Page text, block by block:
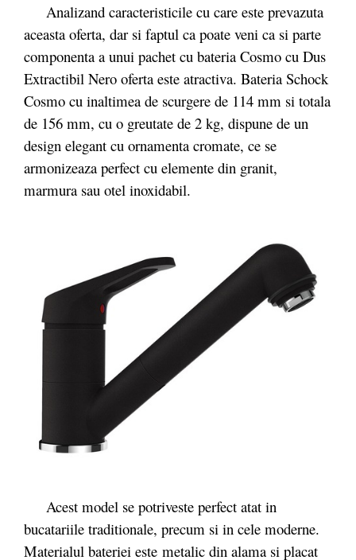
Analizand caracteristicile cu care este prevazuta
aceasta oferta, dar si faptul ca poate veni ca si parte
componenta a unui pachet cu bateria Cosmo cu Dus
Extractibil Nero oferta este atractiva. Bateria Schock
Cosmo cu inaltimea de scurgere de 114 mm si totala
de 156 mm, cu o greutate de 2 kg, dispune de un
design elegant cu ornamenta cromate, ce se
armonizeaza perfect cu elemente din granit,
marmura sau otel inoxidabil.
Acest model se potriveste perfect atat in
bucatariile traditionale, precum si in cele moderne.
Materialul bateriei este metalic din alama si placat